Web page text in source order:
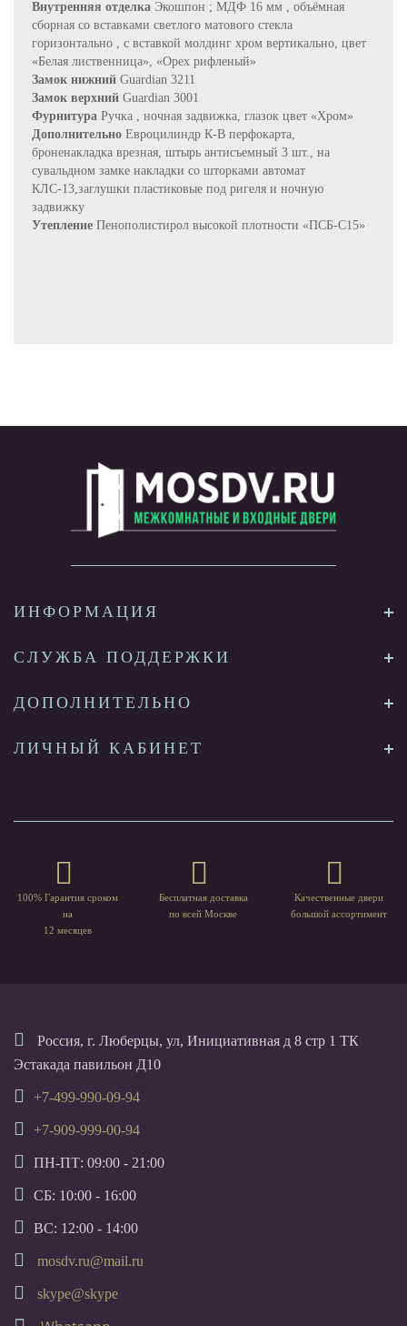
Внутренняя отделка Экошпон ; МДФ 16 мм , объёмная
сборная со вставками светлого матового стекла
горизонтально , с вставкой молдинг хром вертикально, цвет
«Белая лиственница», «Орех рифленый»
Замок нижний Guardian 3211
Замок верхний Guardian 3001
Фурнитура Ручка , ночная задвижка, глазок цвет «Хром»
Дополнительно Евроцилиндр К-В перфокарта,
броненакладка врезная, штырь антисъемный 3 шт., на
сувальдном замке накладки со шторками автомат
КЛС-13,заглушки пластиковые под ригеля и ночную
задвижку
Утепление Пенополистирол высокой плотности «ПСБ-С15»
ИНФОРМАЦИЯ
СЛУЖБА ПОДДЕРЖКИ
ДОПОЛНИТЕЛЬНО
ЛИЧНЫЙ КАБИНЕТ
100% Гарантия сроком
на
12 месяцев
Бесплатная доставка
по всей Москве
Качественные двери
большой ассортимент
Россия, г. Люберцы, ул, Инициативная д 8 стр 1 ТК
Эстакада павильон Д10
+7-499-990-09-94
+7-909-999-00-94
ПН-ПТ: 09:00 - 21:00
СБ: 10:00 - 16:00
ВС: 12:00 - 14:00
mosdv.ru@mail.ru
skype@skype